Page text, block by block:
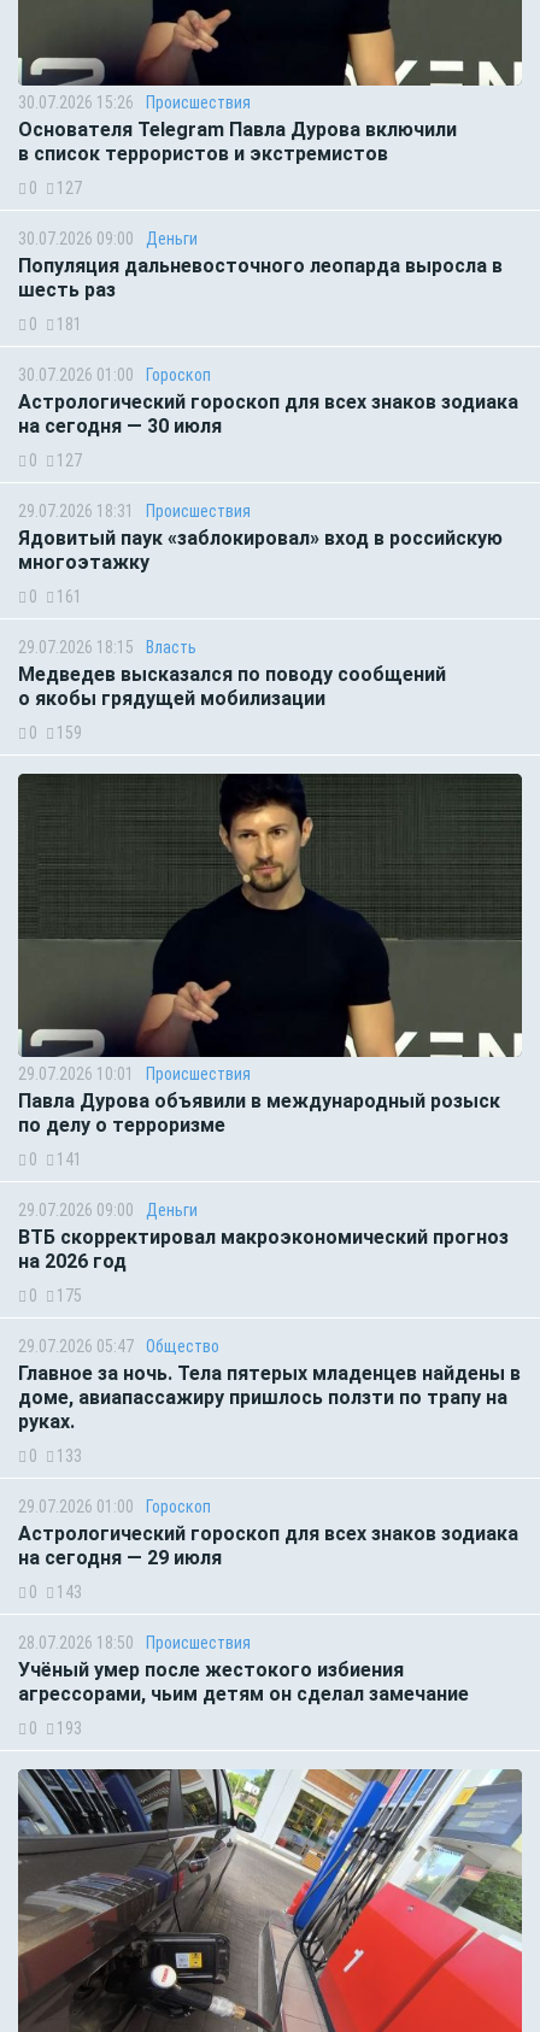
30.07.2026 15:26 Происшествия
Основателя Telegram Павла Дурова включили
в список террористов и экстремистов
0 127
30.07.2026 09:00 Деньги
Популяция дальневосточного леопарда выросла в
шесть раз
0 181
30.07.2026 01:00 Гороскоп
Астрологический гороскоп для всех знаков зодиака
на сегодня — 30 июля
0 127
29.07.2026 18:31 Происшествия
Ядовитый паук «заблокировал» вход в российскую
многоэтажку
0 161
29.07.2026 18:15 Власть
Медведев высказался по поводу сообщений
о якобы грядущей мобилизации
0 159
29.07.2026 10:01 Происшествия
Павла Дурова объявили в международный розыск
по делу о терроризме
0 141
29.07.2026 09:00 Деньги
ВТБ скорректировал макроэкономический прогноз
на 2026 год
0 175
29.07.2026 05:47 Общество
Главное за ночь. Тела пятерых младенцев найдены в
доме, авиапассажиру пришлось ползти по трапу на
руках.
0 133
29.07.2026 01:00 Гороскоп
Астрологический гороскоп для всех знаков зодиака
на сегодня — 29 июля
0 143
28.07.2026 18:50 Происшествия
Учёный умер после жестокого избиения
агрессорами, чьим детям он сделал замечание
0 193